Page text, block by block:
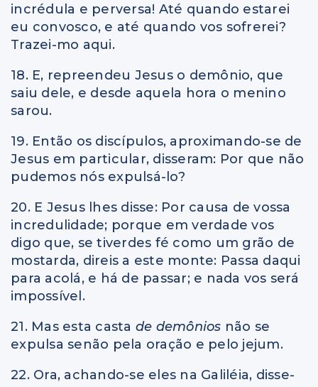
incrédula e perversa! Até quando estarei
eu convosco, e até quando vos sofrerei?
Trazei-mo aqui.
18. E, repreendeu Jesus o demônio, que
saiu dele, e desde aquela hora o menino
sarou.
19. Então os discípulos, aproximando-se de
Jesus em particular, disseram: Por que não
pudemos nós expulsá-lo?
20. E Jesus lhes disse: Por causa de vossa
incredulidade; porque em verdade vos
digo que, se tiverdes fé como um grão de
mostarda, direis a este monte: Passa daqui
para acolá, e há de passar; e nada vos será
impossível.
21. Mas esta casta de demônios não se
expulsa senão pela oração e pelo jejum.
22. Ora, achando-se eles na Galiléia, disse-